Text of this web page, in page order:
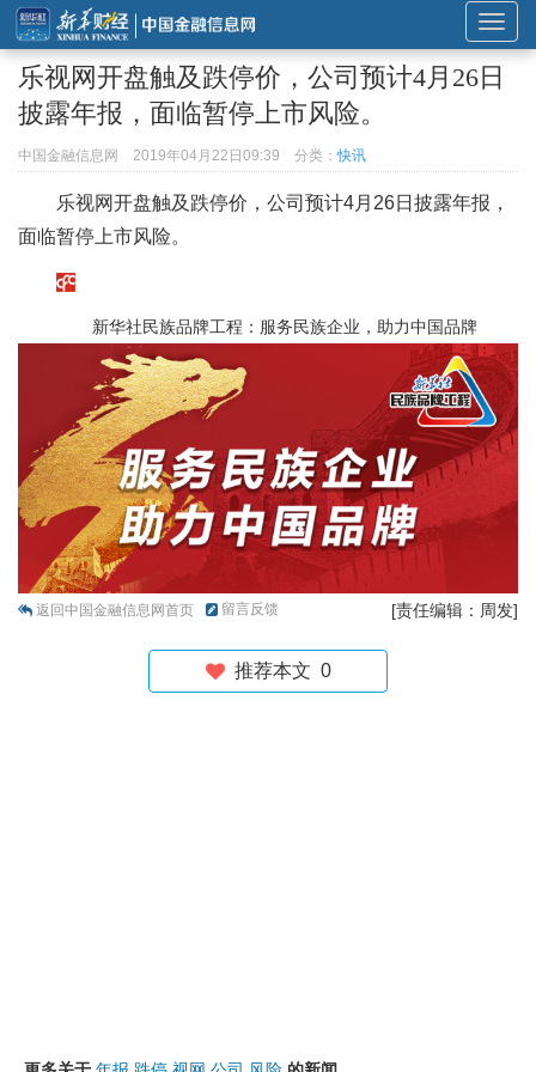
展
开
或
导
航
乐视网开盘触及跌停价，公司预计4月26日
披露年报，面临暂停上市风险。
中国金融信息网 2019年04月22日09:39 分类：快讯
乐视网开盘触及跌停价，公司预计4月26日披露年报，
面临暂停上市风险。
新华社民族品牌工程：服务民族企业，助力中国品牌
返回中国金融信息网首页 留言反馈 [责任编辑：周发]
推荐本文 0